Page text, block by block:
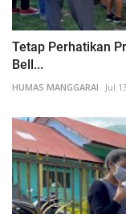
Tetap Perhatikan
Bell...
HUMAS MANGGARAI Jul